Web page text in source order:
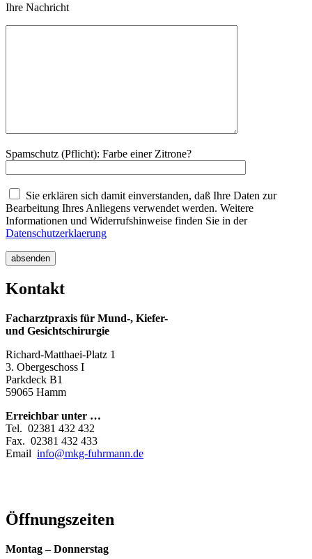
Ihre Nachricht
Spamschutz (Pflicht): Farbe einer Zitrone?
Sie erklären sich damit einverstanden, daß Ihre Daten zur
Bearbeitung Ihres Anliegens verwendet werden. Weitere
Informationen und Widerrufshinweise finden Sie in der
Datenschutzerklaerung
absenden
Kontakt
Facharztpraxis für Mund-, Kiefer-
und Gesichtschirurgie
Richard-Matthaei-Platz 1
3. Obergeschoss I
Parkdeck B1
59065 Hamm
Erreichbar unter …
Tel. 02381 432 432
Fax. 02381 432 433
Email info@mkg-fuhrmann.de
Öffnungszeiten
Montag – Donnerstag